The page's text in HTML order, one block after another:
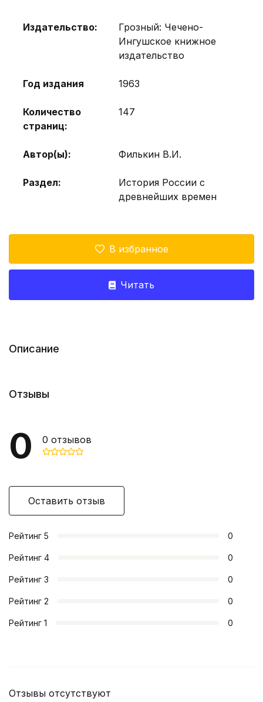
Издательство:
Грозный: Чечено-
Ингушское книжное
издательство
Год издания 1963
Количество
страниц:
147
Автор(ы): Филькин В.И.
Раздел:
История России с
древнейших времен
В избранное
Читать
Описание
Отзывы
0 0 отзывов
Оставить отзыв
Рейтинг 5 0
Рейтинг 4 0
Рейтинг 3 0
Рейтинг 2 0
Рейтинг 1 0
Отзывы отсутствуют